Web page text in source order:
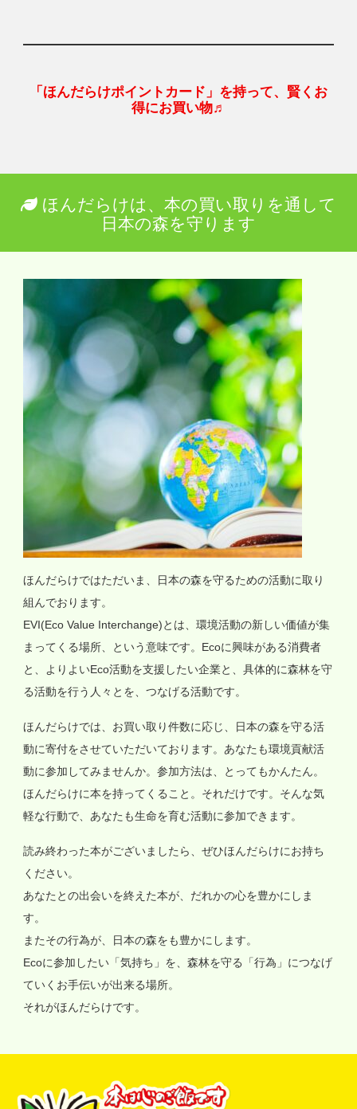
「ほんだらけポイントカード」を持って、賢くお
得にお買い物♬
ほんだらけは、本の買い取りを通して
日本の森を守ります
ほんだらけではただいま、日本の森を守るための活動に取り
組んでおります。
EVI(Eco Value Interchange)とは、環境活動の新しい価値が集
まってくる場所、という意味です。Ecoに興味がある消費者
と、よりよいEco活動を支援したい企業と、具体的に森林を守
る活動を行う人々とを、つなげる活動です。
ほんだらけでは、お買い取り件数に応じ、日本の森を守る活
動に寄付をさせていただいております。あなたも環境貢献活
動に参加してみませんか。参加方法は、とってもかんたん。
ほんだらけに本を持ってくること。それだけです。そんな気
軽な行動で、あなたも生命を育む活動に参加できます。
読み終わった本がございましたら、ぜひほんだらけにお持ち
ください。
あなたとの出会いを終えた本が、だれかの心を豊かにしま
す。
またその行為が、日本の森をも豊かにします。
Ecoに参加したい「気持ち」を、森林を守る「行為」につなげ
ていくお手伝いが出来る場所。
それがほんだらけです。